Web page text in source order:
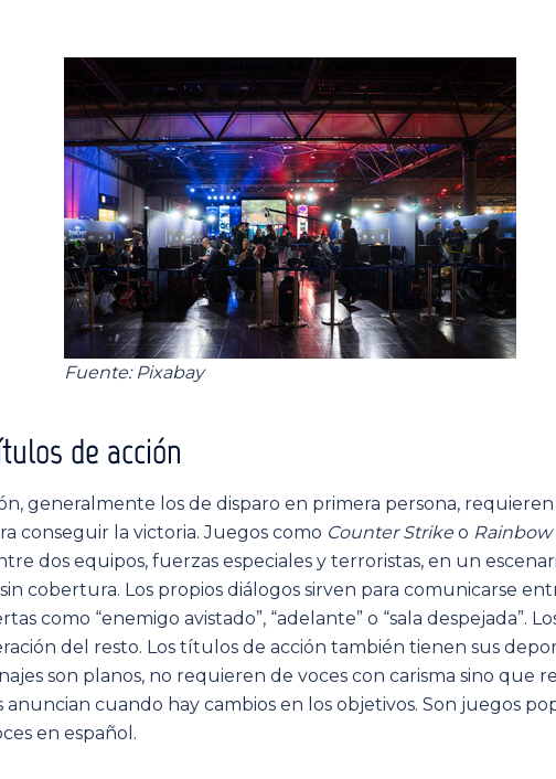
Fuente: Pixabay
de acción
generalmente los de disparo en primera persona,
conseguir la victoria. Juegos como Counter Strikeo Rainbow
dos equipos, fuerzas especiales y terroristas, en un
cobertura. Los propios diálogos sirven para comunicarse
como “enemigo avistado”, “adelante” o “sala despejada”.
del resto. Los títulos de acción también tienen sus
son planos, no requieren de voces con carisma sino que
anuncian cuando hay cambios en los objetivos. Son juegos
en español.